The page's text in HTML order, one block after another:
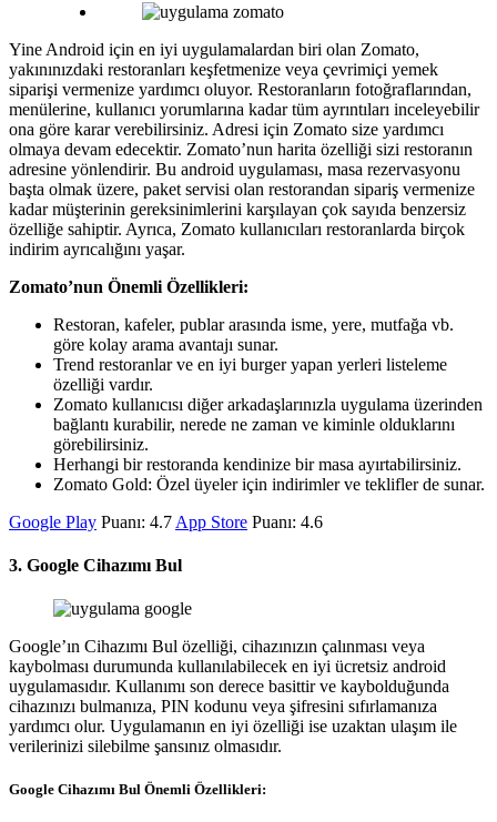
Yine Android için en iyi uygulamalardan biri olan Zomato,
yakınınızdaki restoranları keşfetmenize veya çevrimiçi yemek
siparişi vermenize yardımcı oluyor. Restoranların fotoğraflarından,
menülerine, kullanıcı yorumlarına kadar tüm ayrıntıları inceleyebilir
ona göre karar verebilirsiniz. Adresi için Zomato size yardımcı
olmaya devam edecektir. Zomato’nun harita özelliği sizi restoranın
adresine yönlendirir. Bu android uygulaması, masa rezervasyonu
başta olmak üzere, paket servisi olan restorandan sipariş vermenize
kadar müşterinin gereksinimlerini karşılayan çok sayıda benzersiz
özelliğe sahiptir. Ayrıca, Zomato kullanıcıları restoranlarda birçok
indirim ayrıcalığını yaşar.
Zomato’nun Önemli Özellikleri:
Restoran, kafeler, publar arasında isme, yere, mutfağa vb.
göre kolay arama avantajı sunar.
Trend restoranlar ve en iyi burger yapan yerleri listeleme
özelliği vardır.
Zomato kullanıcısı diğer arkadaşlarınızla uygulama üzerinden
bağlantı kurabilir, nerede ne zaman ve kiminle olduklarını
görebilirsiniz.
Herhangi bir restoranda kendinize bir masa ayırtabilirsiniz.
Zomato Gold: Özel üyeler için indirimler ve teklifler de sunar.
Google Play Puanı: 4.7 App Store Puanı: 4.6
3. Google Cihazımı Bul
Google’ın Cihazımı Bul özelliği, cihazınızın çalınması veya
kaybolması durumunda kullanılabilecek en iyi ücretsiz android
uygulamasıdır. Kullanımı son derece basittir ve kaybolduğunda
cihazınızı bulmanıza, PIN kodunu veya şifresini sıfırlamanıza
yardımcı olur. Uygulamanın en iyi özelliği ise uzaktan ulaşım ile
verilerinizi silebilme şansınız olmasıdır.
Google Cihazımı Bul Önemli Özellikleri: